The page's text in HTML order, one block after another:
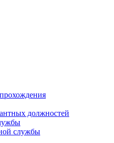
должностей
службы